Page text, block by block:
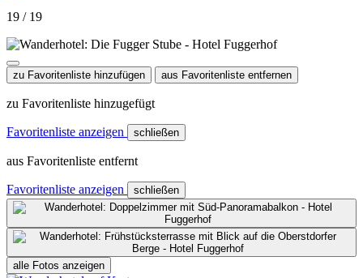
19 / 19
zu Favoritenliste hinzufügen aus Favoritenliste entfernen
zu Favoritenliste hinzugefügt
Favoritenliste anzeigen schließen
aus Favoritenliste entfernt
Favoritenliste anzeigen schließen
alle Fotos anzeigen